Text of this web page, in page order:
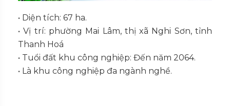
• Diện tích: 67 ha.
•Vị trí: phường Mai Lâm, thị xã Nghi Sơn, tỉnh
Thanh Hoá
• Tuổi đất khu công nghiệp: Đến năm 2064.
• Là khu công nghiệp đa ngành nghề.